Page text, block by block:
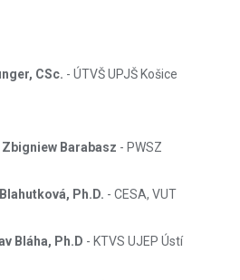
CSc. - ÚTVŠ UPJŠ Košice
Barabasz - PWSZ
Ph.D. - CESA, VUT
Bláha, Ph.D - KTVS UJEP Ústí